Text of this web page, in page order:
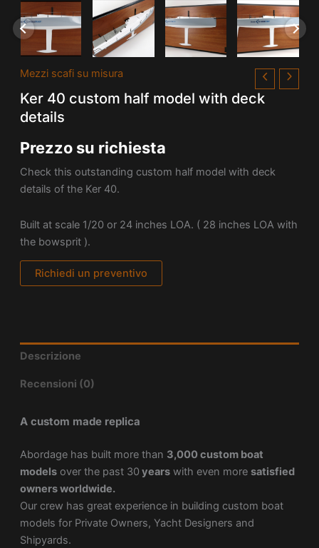
Mezzi scafi su misura
Ker 40 custom half model with deck
details
Prezzo su richiesta
Check this outstanding custom half model with deck
details of the Ker 40.
Built at scale 1/20 or 24 inches LOA. ( 28 inches LOA with
the bowsprit ).
Richiedi un preventivo
Descrizione
Recensioni (0)
A custom made replica
Abordage has built more than 3,000 custom boat
modelsover the past 30 yearswith even more satisfied
owners worldwide.
Our crew has great experience in building custom boat
models for Private Owners, Yacht Designers and
Shipyards.